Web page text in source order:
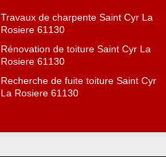
Travaux de charpente Saint Cyr La
Rosiere 61130
Rénovation de toiture Saint Cyr La
Rosiere 61130
Recherche de fuite toiture Saint Cyr
La Rosiere 61130